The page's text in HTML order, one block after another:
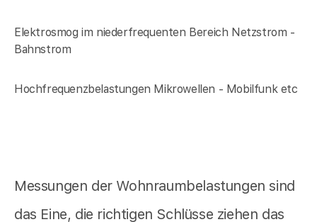
Elektrosmog im niederfrequenten Bereich Netzstrom -
Bahnstrom
Hochfrequenzbelastungen Mikrowellen - Mobilfunk etc
Messungen der Wohnraumbelastungen sind
das Eine, die richtigen Schlüsse ziehen das